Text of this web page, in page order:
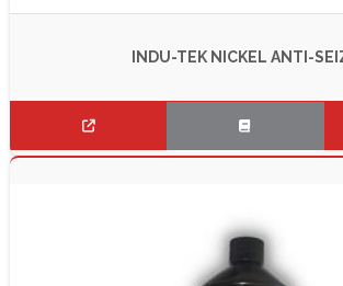
INDU-TEK NICKEL ANTI-